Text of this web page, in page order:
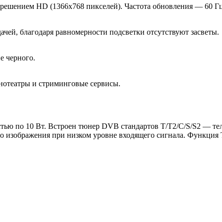
HD (1366х768 пикселей). Частота обновления — 60
благодаря равномерности подсветки отсутствуют засветы.
черного.
и стриминговые сервисы.
по 10 Вт. Встроен тюнер DVB стандартов T/T2/C/S/S2 —
при низком уровне входящего сигнала. Функция